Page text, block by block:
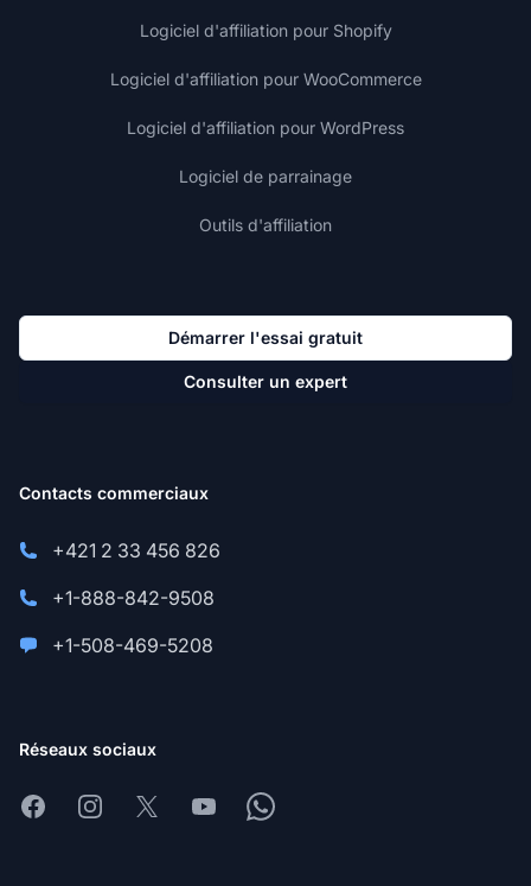
Logiciel d'affiliation pour Shopify
Logiciel d'affiliation pour WooCommerce
Logiciel d'affiliation pour WordPress
Logiciel de parrainage
Outils d'affiliation
Démarrer l'essai gratuit
Consulter un expert
Contacts commerciaux
+421 2 33 456 826
+1-888-842-9508
+1-508-469-5208
Réseaux sociaux
FacebookInstagram
X YoutubeWhatsapp